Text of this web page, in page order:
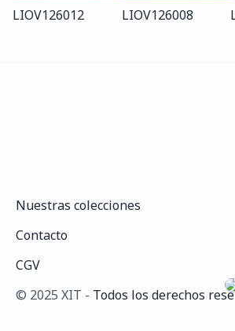
LIOV126012 LIOV126008
©️ 2025 XIT - Todos los derechos
Nuestras colecciones
Contacto
CGV